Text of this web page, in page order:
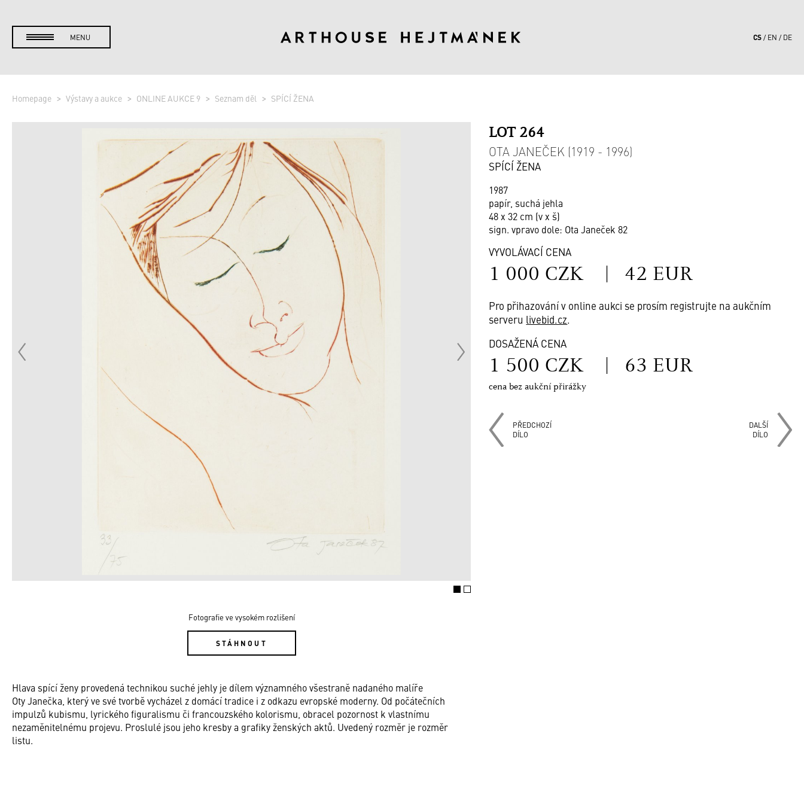
MENU CS EN DE
Homepage Výstavy a aukce ONLINE AUKCE 9 Seznam děl SPÍCÍ ŽENA
Fotografie ve vysokém rozlišení
STÁHNOUT
LOT 264
OTA JANEČEK (1919 - 1996)
SPÍCÍ ŽENA
1987
papír, suchá jehla
48 x 32 cm (v x š)
sign. vpravo dole: Ota Janeček 82
VYVOLÁVACÍ CENA
1 000 CZK | 42 EUR
Pro přihazování v online aukci se prosím registrujte na aukčním
serveru livebid.cz.
DOSAŽENÁ CENA
1 500 CZK | 63 EUR
cena bez aukční přirážky
PŘEDCHOZÍ
DÍLO
DALŠÍ
DÍLO
Hlava spící ženy provedená technikou suché jehly je dílem významného všestraně nadaného malíře
Oty Janečka, který ve své tvorbě vycházel z domácí tradice i z odkazu evropské moderny. Od počátečních
impulzů kubismu, lyrického ﬁguralismu či francouzského kolorismu, obracel pozornost k vlastnímu
nezaměnitelnému projevu. Proslulé jsou jeho kresby a grafiky ženských aktů. Uvedený rozměr je rozměr
listu.